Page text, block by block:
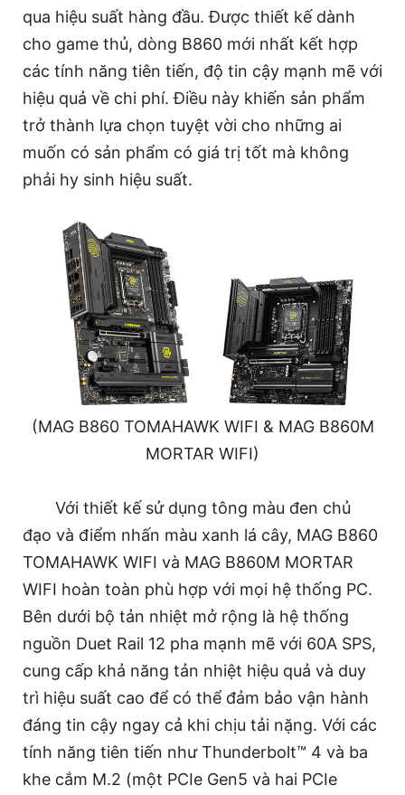
qua hiệu suất hàng đầu. Được thiết kế dành
cho game thủ, dòng B860 mới nhất kết hợp
các tính năng tiên tiến, độ tin cậy mạnh mẽ với
hiệu quả về chi phí. Điều này khiến sản phẩm
trở thành lựa chọn tuyệt vời cho những ai
muốn có sản phẩm có giá trị tốt mà không
phải hy sinh hiệu suất.
(MAG B860 TOMAHAWK WIFI & MAG B860M
MORTAR WIFI)
Với thiết kế sử dụng tông màu đen chủ
đạo và điểm nhấn màu xanh lá cây, MAG B860
TOMAHAWK WIFI và MAG B860M MORTAR
WIFI hoàn toàn phù hợp với mọi hệ thống PC.
Bên dưới bộ tản nhiệt mở rộng là hệ thống
nguồn Duet Rail 12 pha mạnh mẽ với 60A SPS,
cung cấp khả năng tản nhiệt hiệu quả và duy
trì hiệu suất cao để có thể đảm bảo vận hành
đáng tin cậy ngay cả khi chịu tải nặng. Với các
tính năng tiên tiến như Thunderbolt™ 4 và ba
khe cắm M.2 (một PCIe Gen5 và hai PCIe